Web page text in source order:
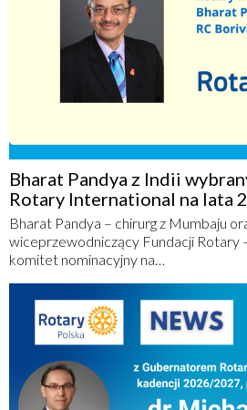
Bharat Pandya z Indii
Rotary International na lata
Bharat Pandya – chirurg z Mumbaju
wiceprzewodniczący Fundacji Rotary
komitet nominacyjny na…